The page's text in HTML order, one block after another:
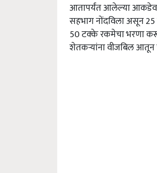
आतापर्यंत आलेल्या
सहभाग नोंदविला असून
50 टक्के रकमेचा भरणा
शेतकऱ्यांना वीजबिल